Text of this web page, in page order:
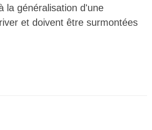
la généralisation d'une
et doivent être surmontées